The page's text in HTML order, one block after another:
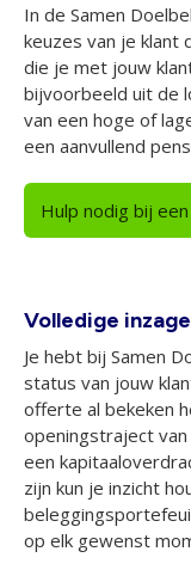
In de Samen
keuzes van je
die je met jouw
bijvoorbeeld uit de
van een hoge of
een aanvullend
Hulp nodig bij
Volledige
Je hebt bij Samen
status van jouw
offerte al bekeken
openingstraject
een
zijn kun je inzicht
op elk gewenst